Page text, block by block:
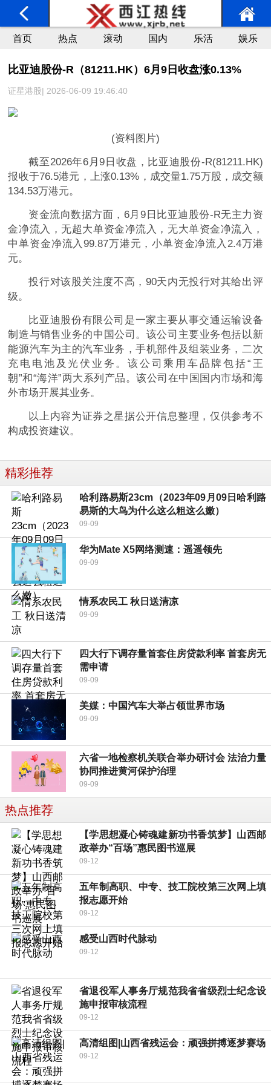
首页 热点 滚动 国内 乐活 娱乐
比亚迪股份-R（81211.HK）6月9日收盘涨0.13%
证星港股| 2026-06-09 19:46:40
(资料图片)
截至2026年6月9日收盘，比亚迪股份-R(81211.HK)
报收于76.5港元，上涨0.13%，成交量1.75万股，成交额
134.53万港元。
资金流向数据方面，6月9日比亚迪股份-R无主力资
金净流入，无超大单资金净流入，无大单资金净流入，
中单资金净流入99.87万港元，小单资金净流入2.4万港
元。
投行对该股关注度不高，90天内无投行对其给出评
级。
比亚迪股份有限公司是一家主要从事交通运输设备
制造与销售业务的中国公司。该公司主要业务包括以新
能源汽车为主的汽车业务，手机部件及组装业务，二次
充电电池及光伏业务。该公司乘用车品牌包括“王
朝”和“海洋”两大系列产品。该公司在中国国内市场和海
外市场开展其业务。
以上内容为证券之星据公开信息整理，仅供参考不
构成投资建议。
精彩推荐
哈利路易斯23cm（2023年09月09日哈利路
易斯的大鸟为什么这么粗这么嫩）
09-09
华为Mate X5网络测速：遥遥领先
09-09
情系农民工 秋日送清凉
09-09
四大行下调存量首套住房贷款利率 首套房无
需申请
09-09
美媒：中国汽车大举占领世界市场
09-09
六省一地检察机关联合举办研讨会 法治力量
协同推进黄河保护治理
09-09
热点推荐
【学思想凝心铸魂建新功书香筑梦】山西邮
政举办“百场”惠民图书巡展
09-12
五年制高职、中专、技工院校第三次网上填
报志愿开始
09-12
感受山西时代脉动
09-12
省退役军人事务厅规范我省省级烈士纪念设
施申报审核流程
09-12
高清组图|山西省残运会：顽强拼搏逐梦赛场
09-12